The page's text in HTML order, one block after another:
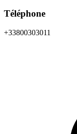
Téléphone
+33800303011